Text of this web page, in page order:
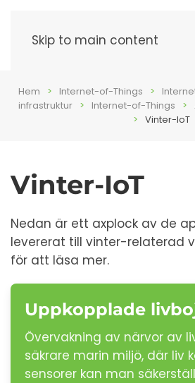
Skip to main content
Hem Internet-of-Things
infrastruktur
Internet-of-Things
Vinter-IoT
Vinter-IoT
Nedan är ett axplock av de
levererat till vinter-relaterad
för att läsa mer.
Uppkopplade
Övervakning av närvor av
säkrare marin miljö, där liv
sensorer kan man